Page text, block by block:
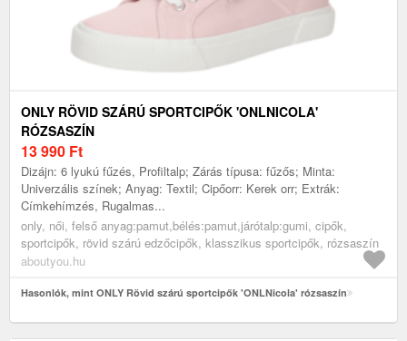
ONLY RÖVID SZÁRÚ SPORTCIPŐK 'ONLNICOLA'
RÓZSASZÍN
13 990 Ft
Dizájn: 6 lyukú fűzés, Profiltalp; Zárás típusa: fűzős; Minta:
Univerzális színek; Anyag: Textil; Cipőorr: Kerek orr; Extrák:
Címkehímzés, Rugalmas...
only, női, felső anyag:pamut,bélés:pamut,járótalp:gumi, cipők,
sportcipők, rövid szárú edzőcipők, klasszikus sportcipők, rózsaszín
aboutyou.hu
Hasonlók, mint ONLY Rövid szárú sportcipők 'ONLNicola' rózsaszín